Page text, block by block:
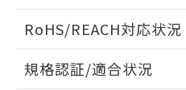
開閉容量
ドすることができます。
RoHS/REACH対応状況
規格認証/適合状況